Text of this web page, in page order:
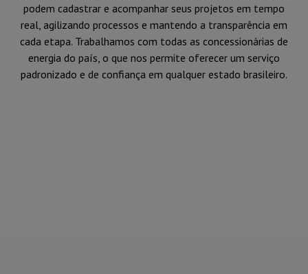
podem cadastrar e acompanhar seus projetos em tempo
real, agilizando processos e mantendo a transparência em
cada etapa. Trabalhamos com todas as concessionárias de
energia do país, o que nos permite oferecer um serviço
padronizado e de confiança em qualquer estado brasileiro.